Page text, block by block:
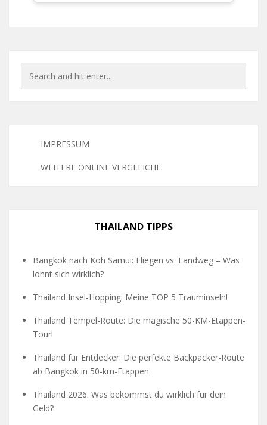
IMPRESSUM
WEITERE ONLINE VERGLEICHE
THAILAND TIPPS
Bangkok nach Koh Samui: Fliegen vs. Landweg – Was
lohnt sich wirklich?
Thailand Insel-Hopping: Meine TOP 5 Trauminseln!
Thailand Tempel-Route: Die magische 50-KM-Etappen-
Tour!
Thailand für Entdecker: Die perfekte Backpacker-Route
ab Bangkok in 50-km-Etappen
Thailand 2026: Was bekommst du wirklich für dein
Geld?